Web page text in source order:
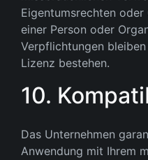
Eigentumsrechten oder
einer Person oder
Verpflichtungen
Lizenz bestehen.
10.
Das Unternehmen
Anwendung mit Ihrem